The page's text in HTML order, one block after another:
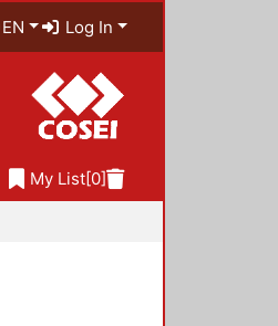
EN Log In
My List[0]